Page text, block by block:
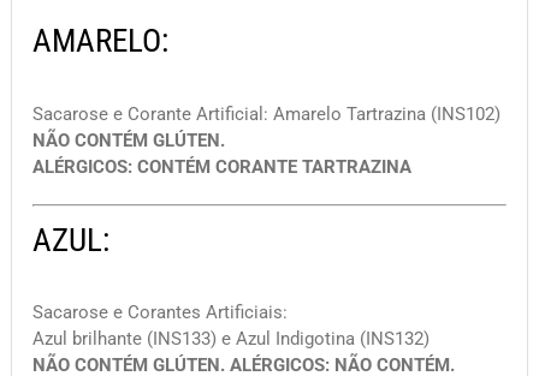
AMARELO:
Sacarose e Corante Artificial: Amarelo Tartrazina (INS102)
NÃO CONTÉM GLÚTEN.
ALÉRGICOS: CONTÉM CORANTE TARTRAZINA
AZUL:
Sacarose e Corantes Artificiais:
Azul brilhante (INS133) e Azul Indigotina (INS132)
NÃO CONTÉM GLÚTEN. ALÉRGICOS: NÃO CONTÉM.